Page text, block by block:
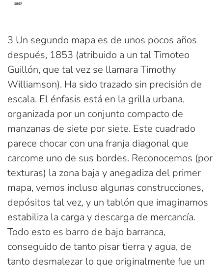
3 Un segundo mapa es de unos pocos años
después, 1853 (atribuido a un tal Timoteo
Guillón, que tal vez se llamara Timothy
Williamson). Ha sido trazado sin precisión de
escala. El énfasis está en la grilla urbana,
organizada por un conjunto compacto de
manzanas de siete por siete. Este cuadrado
parece chocar con una franja diagonal que
carcome uno de sus bordes. Reconocemos (por
texturas) la zona baja y anegadiza del primer
mapa, vemos incluso algunas construcciones,
depósitos tal vez, y un tablón que imaginamos
estabiliza la carga y descarga de mercancía.
Todo esto es barro de bajo barranca,
conseguido de tanto pisar tierra y agua, de
tanto desmalezar lo que originalmente fue un